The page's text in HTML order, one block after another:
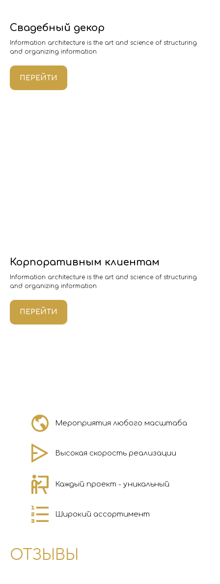
Свадебный декор
Information architecture is the art and science of structuring
and organizing information
ПЕРЕЙТИ
Корпоративным клиентам
Information architecture is the art and science of structuring
and organizing information
ПЕРЕЙТИ
Мероприятия любого масштаба
Каждый проект - уникальный
Высокая скорость реализации
Широкий ассортимент
ОТЗЫВЫ